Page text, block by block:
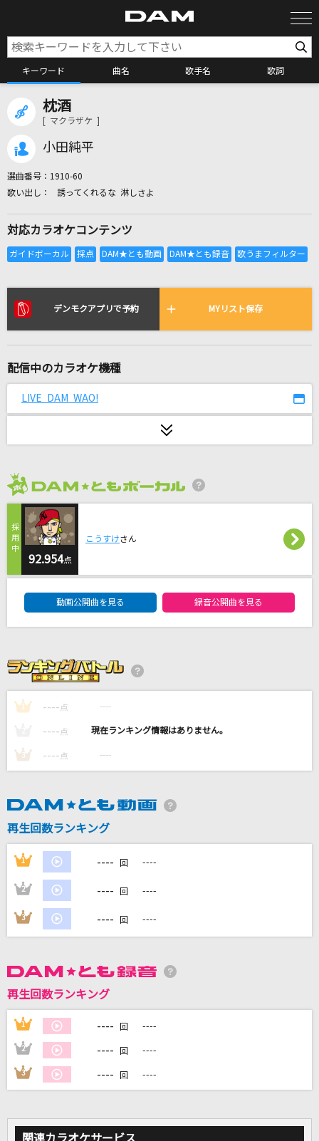
キーワード 曲名 歌手名 歌詞
全国りれき
マカロニえんぴつ
秦 基博
[生音]無心拍数(アオアシver.)
シングルベッド
シャ乱Q
ウスバカゲロウ
Mr.Children
ケセラセラ
Mrs. GREEN APPLE
back number
命に嫌われている
ファンタスティポ
ホログラム
NICO Touches the Walls
もっと見る
カラオケ最新情報をチェック！
DAMに会員登録・ログインして
カラオケをもっと楽しもう！
自宅でカラオケ歌い放題！
枕酒
[ マクラザケ ]
小田純平
選曲番号： 1910-60
誘ってくれるな 淋しさよ
対応カラオケコンテンツ
デンモクアプリで予約 MYリスト保存
配信中のカラオケ機種
LIVE DAM WAO!
92.954点
こうすけさん
動画公開曲を見る 録音公開曲を見る
1 ---- 点 ----
---- 点 ----
3 ---- 点 ----
再生回数ランキング
1 ---- 回 ----
2 ---- 回 ----
3 ---- 回 ----
再生回数ランキング
1 ---- 回 ----
2 ---- 回 ----
3 ---- 回 ----
関連カラオケサービス